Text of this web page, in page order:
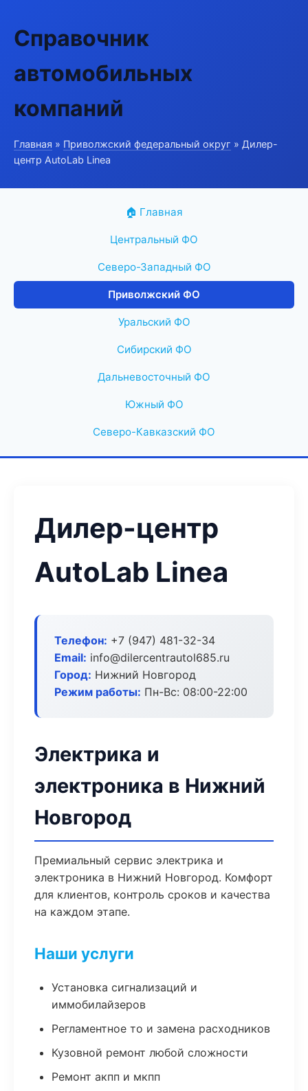
Справочник
автомобильных
компаний
Главная » Приволжский федеральный округ » Дилер-
центр AutoLab Linea
🏠 Главная
Центральный ФО
Северо-Западный ФО
Приволжский ФО
Уральский ФО
Сибирский ФО
Дальневосточный ФО
Южный ФО
Северо-Кавказский ФО
Дилер-центр
AutoLab Linea
Телефон: +7 (947) 481-32-34
Email: info@dilercentrautol685.ru
Город: Нижний Новгород
Режим работы: Пн-Вс: 08:00-22:00
Электрика и
электроника в Нижний
Новгород
Премиальный сервис электрика и
электроника в Нижний Новгород. Комфорт
для клиентов, контроль сроков и качества
на каждом этапе.
Наши услуги
Установка сигнализаций и
иммобилайзеров
Регламентное то и замена расходников
Кузовной ремонт любой сложности
Ремонт акпп и мкпп